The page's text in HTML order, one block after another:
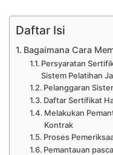
Daftar Isi
Bagaimana Cara
Persyaratan
Sistem Pelatihan
Pelanggaran
Daftar Sertifikat
Melakukan
Kontrak
Proses
Pemantauan